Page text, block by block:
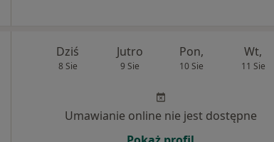
Dziś
8 Sie
Jutro
9 Sie
Pon,
10 Sie
Wt,
11 Sie
Umawianie online nie jest dostępne